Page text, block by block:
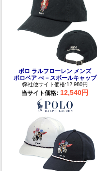
ポロ ラルフローレン メンズ
ポロベア べ－スボールキャップ
弊社他サイト価格:12,980円
当サイト価格: 12,540円